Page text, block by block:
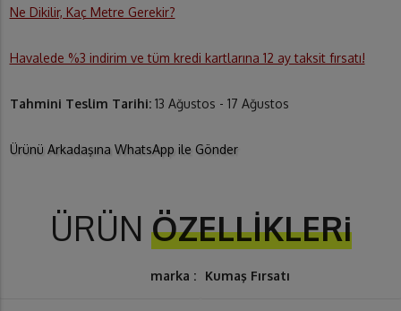
Ne Dikilir, Kaç Metre Gerekir?
Havalede %3 indirim ve tüm kredi kartlarına 12 ay taksit fırsatı!
Tahmini Teslim Tarihi: 13 Ağustos - 17 Ağustos
Ürünü Arkadaşına WhatsApp ile Gönder
ÜRÜN ÖZELLİKLERi
marka : Kumaş Fırsatı